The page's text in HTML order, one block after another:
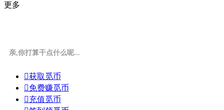
更多
亲,你打算干点什么呢...
获取觅币
免费赚觅币
充值觅币